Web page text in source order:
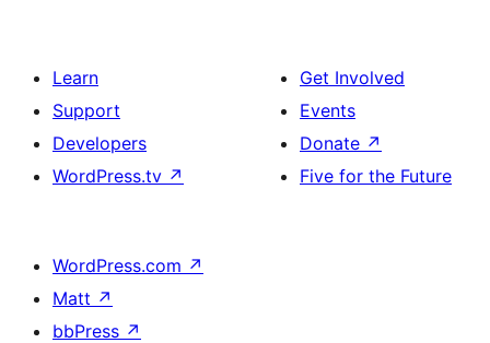
Learn
Support
Developers
WordPress.tv ↗
Get Involved
Events
Donate ↗
Five for the Future
WordPress.com ↗
Matt ↗
bbPress ↗